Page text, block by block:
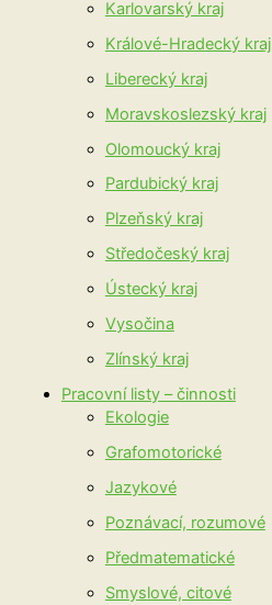
Karlovarský kraj
Králové-Hradecký kraj
Liberecký kraj
Moravskoslezský kraj
Olomoucký kraj
Pardubický kraj
Plzeňský kraj
Středočeský kraj
Ústecký kraj
Vysočina
Zlínský kraj
Pracovní listy – činnosti
Ekologie
Grafomotorické
Jazykové
Poznávací, rozumové
Předmatematické
Smyslové, citové